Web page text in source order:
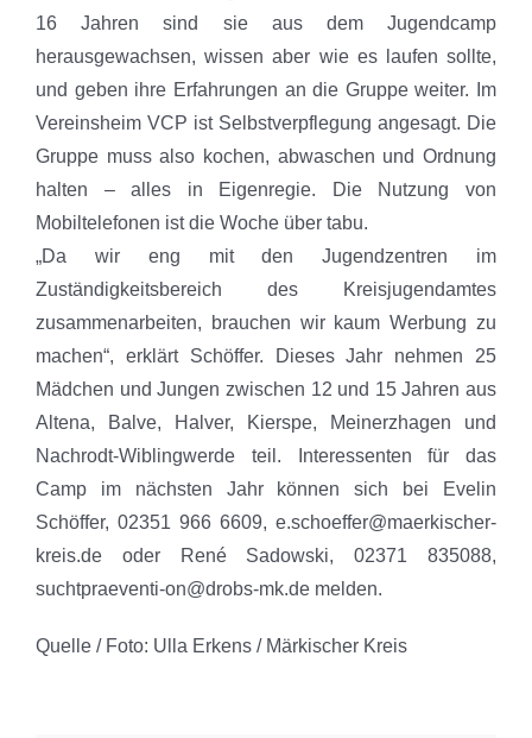
16 Jahren sind sie aus dem Jugendcamp
herausgewachsen, wissen aber wie es laufen sollte,
und geben ihre Erfahrungen an die Gruppe weiter. Im
Vereinsheim VCP ist Selbstverpflegung angesagt. Die
Gruppe muss also kochen, abwaschen und Ordnung
halten – alles in Eigenregie. Die Nutzung von
Mobiltelefonen ist die Woche über tabu.
„Da wir eng mit den Jugendzentren im
Zuständigkeitsbereich des Kreisjugendamtes
zusammenarbeiten, brauchen wir kaum Werbung zu
machen“, erklärt Schöffer. Dieses Jahr nehmen 25
Mädchen und Jungen zwischen 12 und 15 Jahren aus
Altena, Balve, Halver, Kierspe, Meinerzhagen und
Nachrodt-Wiblingwerde teil. Interessenten für das
Camp im nächsten Jahr können sich bei Evelin
Schöffer, 02351 966 6609, e.schoeffer@maerkischer-
kreis.de oder René Sadowski, 02371 835088,
suchtpraeventi-on@drobs-mk.de melden.
Quelle / Foto: Ulla Erkens / Märkischer Kreis